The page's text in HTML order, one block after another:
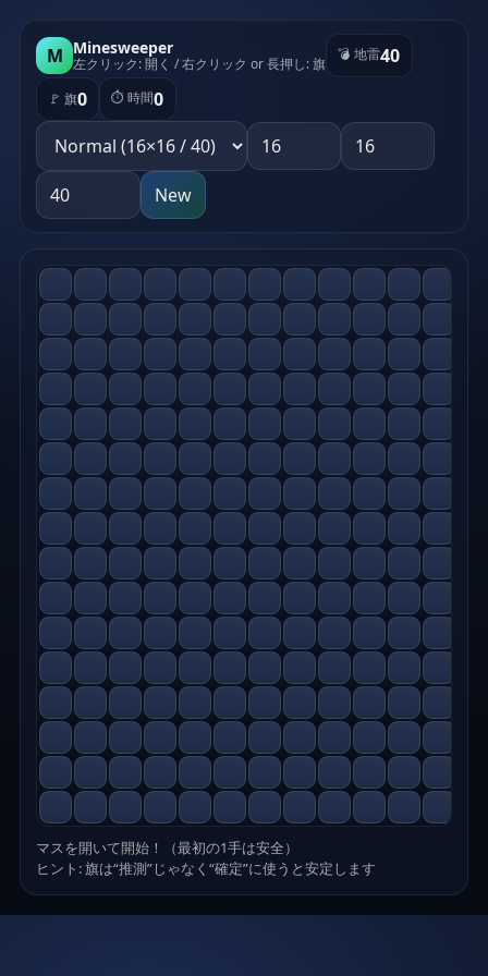
M Minesweeper
左クリック: 開く / 右クリック or 長押し: 旗
💣 地雷40
🚩 旗0 ⏱️ 時間0
New
マスを開いて開始！（最初の1手は安全）
ヒント: 旗は“推測”じゃなく“確定”に使うと安定します